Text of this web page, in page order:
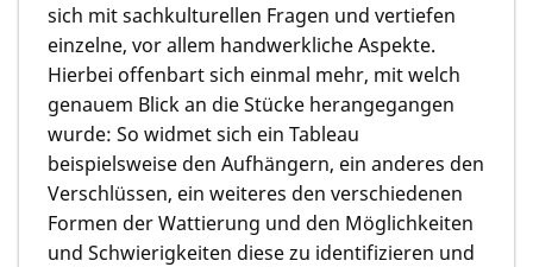
sich mit sachkulturellen Fragen und vertiefen
einzelne, vor allem handwerkliche Aspekte.
Hierbei offenbart sich einmal mehr, mit welch
genauem Blick an die Stücke herangegangen
wurde: So widmet sich ein Tableau
beispielsweise den Aufhängern, ein anderes den
Verschlüssen, ein weiteres den verschiedenen
Formen der Wattierung und den Möglichkeiten
und Schwierigkeiten diese zu identifizieren und